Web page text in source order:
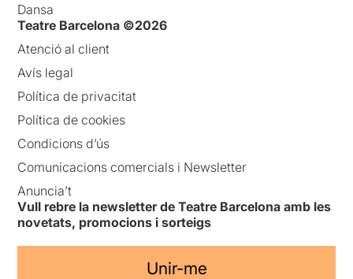
Dansa
Teatre Barcelona ©2026
Atenció al client
Avís legal
Política de privacitat
Política de cookies
Condicions d’ús
Comunicacions comercials i Newsletter
Anuncia’t
Vull rebre la newsletter de Teatre Barcelona amb les
novetats, promocions i sorteigs
Unir-me